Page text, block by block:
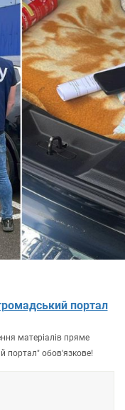
портал
матеріалів пряме
портал" обов'язкове!